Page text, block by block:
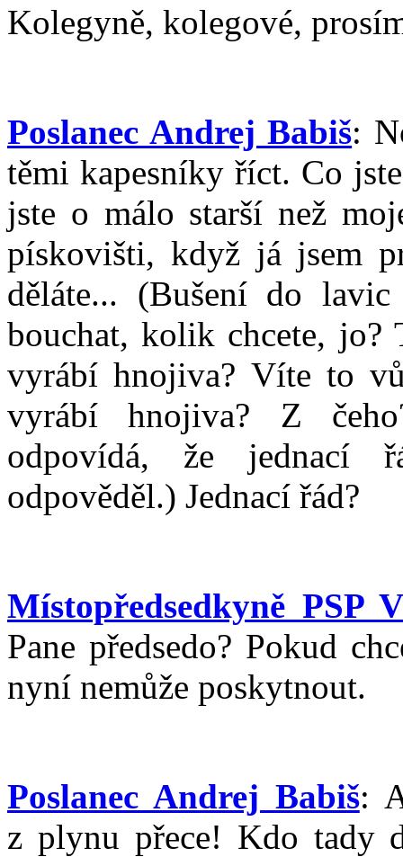
Kolegyně, kolegové,
Poslanec Andrej Babiš:
těmi kapesníky říct. Co
jste o málo starší než
pískovišti, když já jsem
děláte... (Bušení do
bouchat, kolik chcete, jo?
vyrábí hnojiva? Víte to
vyrábí hnojiva? Z
odpovídá, že jednací
odpověděl.) Jednací řád?
Místopředsedkyně PSP
Pane předsedo? Pokud
nyní nemůže poskytnout.
Poslanec Andrej Babiš:
z plynu přece! Kdo tady